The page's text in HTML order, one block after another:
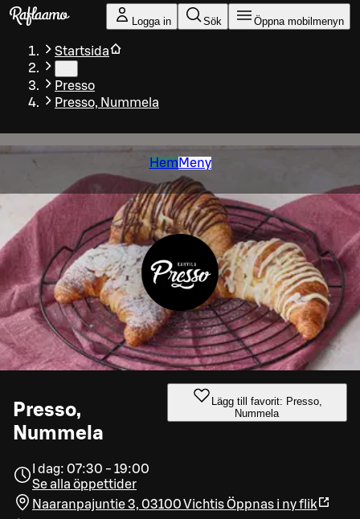
Gå till huvudinnehållet
Logga in Sök Öppna mobilmenyn
Startsida
Presso
Presso, Nummela
Hem Meny
Presso,
Nummela
Lägg till favorit: Presso,
Nummela
I dag: 07:30 - 19:00
Se alla öppettider
Naaranpajuntie 3, 03100 VichtisÖppnas i ny flik